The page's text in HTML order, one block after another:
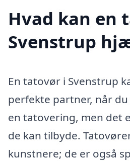
Hvad kan en
Svenstrup
En tatovør i Svenstrup
perfekte partner, når
en tatovering, men det
de kan tilbyde.
kunstnere; de er også